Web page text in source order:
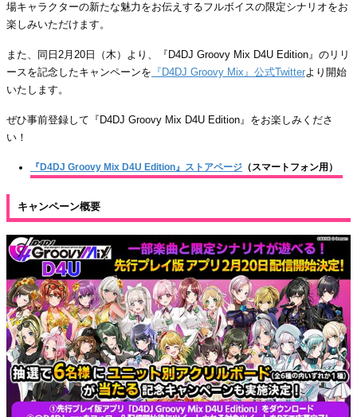
場キャラクターの新たな魅力をお伝えするフルボイスの限定シナリオをお
楽しみいただけます。
また、同日2月20日（木）より、『D4DJ Groovy Mix D4U Edition』のリリ
ースを記念したキャンペーンを 『D4DJ Groovy Mix』公式Twitterより開始
いたします。
ぜひ事前登録して『D4DJ Groovy Mix D4U Edition』をお楽しみくださ
い！
『D4DJ Groovy Mix D4U Edition』ストアページ （スマートフォン用）
キャンペーン概要